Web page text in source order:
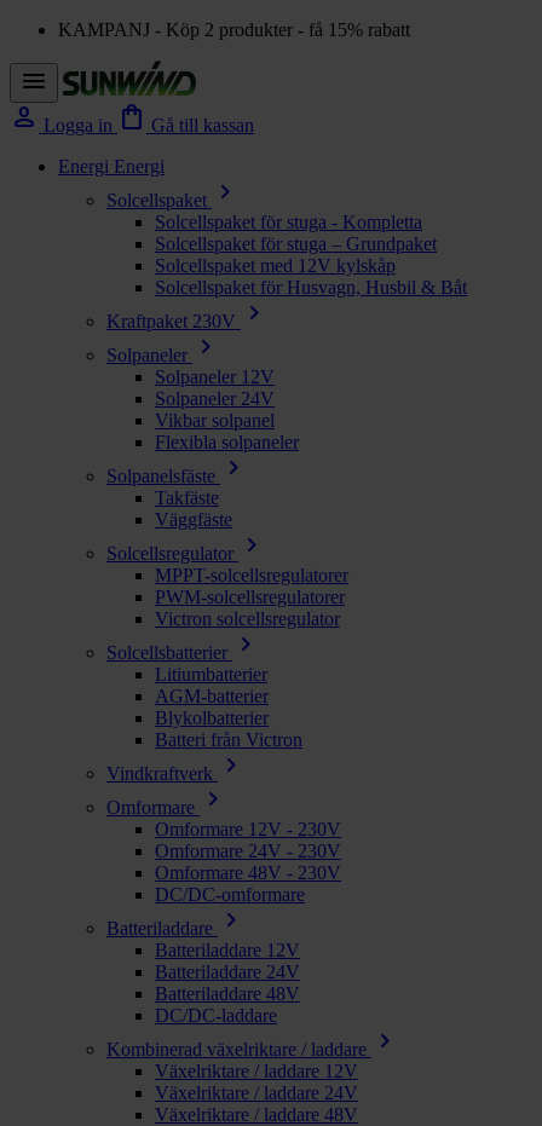
KAMPANJ - Köp 2 produkter - få 15% rabatt
menu
person Logga in shopping_bag Gå till kassan
Energi Energi
Solcellspaket
chevron_right
Solcellspaket för stuga - Kompletta
Solcellspaket för stuga – Grundpaket
Solcellspaket med 12V kylskåp
Solcellspaket för Husvagn, Husbil & Båt
Kraftpaket 230V
chevron_right
Solpaneler chevron_right
Solpaneler 12V
Solpaneler 24V
Vikbar solpanel
Flexibla solpaneler
Solpanelsfäste
chevron_right
Takfäste
Väggfäste
Solcellsregulator
chevron_right
MPPT-solcellsregulatorer
PWM-solcellsregulatorer
Victron solcellsregulator
Solcellsbatterier
chevron_right
Litiumbatterier
AGM-batterier
Blykolbatterier
Batteri från Victron
Vindkraftverk
chevron_right
Omformare chevron_right
Omformare 12V - 230V
Omformare 24V - 230V
Omformare 48V - 230V
DC/DC-omformare
Batteriladdare
chevron_right
Batteriladdare 12V
Batteriladdare 24V
Batteriladdare 48V
DC/DC-laddare
Kombinerad växelriktare / laddare
chevron_right
Växelriktare / laddare 12V
Växelriktare / laddare 24V
Växelriktare / laddare 48V